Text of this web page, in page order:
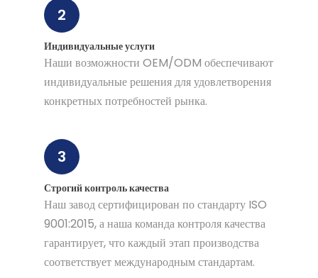
2
Индивидуальные услуги
Наши возможности OEM/ODM обеспечивают
индивидуальные решения для удовлетворения
конкретных потребностей рынка.
3
Строгий контроль качества
Наш завод сертифицирован по стандарту ISO
9001:2015, а наша команда контроля качества
гарантирует, что каждый этап производства
соответствует международным стандартам.